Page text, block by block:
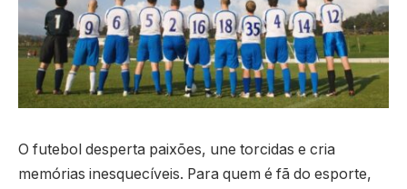
O futebol desperta paixões, une torcidas e cria
memórias inesquecíveis. Para quem é fã do esporte,